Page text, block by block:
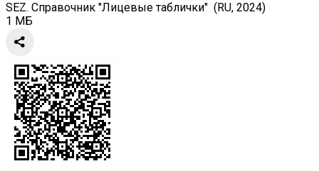
SEZ. Справочник "Лицевые таблички" (RU, 2024)
1 МБ